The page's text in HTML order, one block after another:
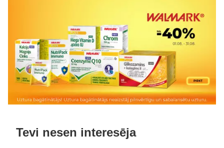
Tevi nesen interesēja